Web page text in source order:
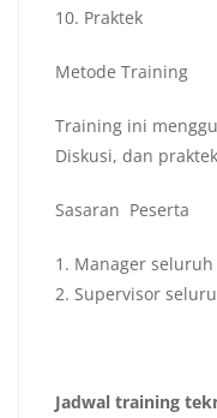
10. Praktek
Metode Training
Training ini
Diskusi, dan praktek
Sasaran Peserta
1. Manager
2. Supervisor
Jadwal training